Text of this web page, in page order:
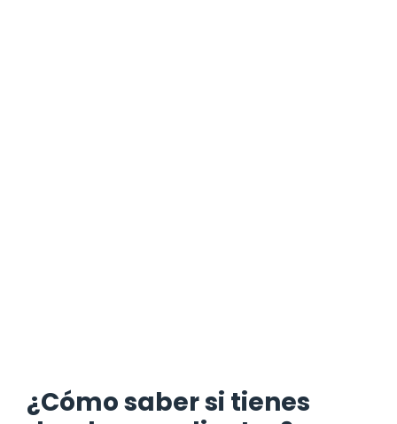
¿Cómo saber si tienes